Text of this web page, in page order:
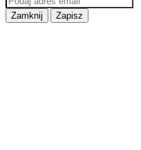
Zamknij Zapisz